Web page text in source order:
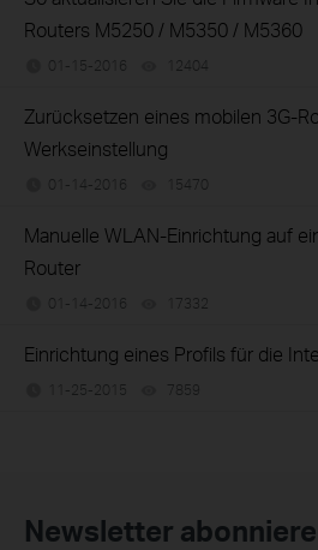
Routers M5250 / M5350 / M5360
01-15-2016 12404
Zurücksetzen eines mobilen 3G-
Werkseinstellung
01-14-2016 15470
Manuelle WLAN-Einrichtung auf
Router
01-14-2016 17332
Einrichtung eines Profils für die
11-25-2015 7859
Newsletter